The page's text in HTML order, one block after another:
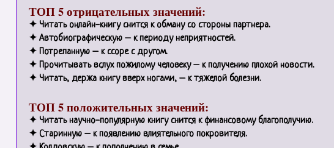
ТОП 5 отрицательных значений:
✦ Читать онлайн-книгу снится к обману со стороны партнера.
✦ Автобиографическую – к периоду неприятностей.
✦ Потрепанную – к ссоре с другом.
✦ Прочитывать вслух пожилому человеку – к получению плохой новости.
✦ Читать, держа книгу вверх ногами, – к тяжелой болезни.
ТОП 5 положительных значений:
✦ Читать научно-популярную книгу снится к финансовому благополучию.
✦ Старинную – к появлению влиятельного покровителя.